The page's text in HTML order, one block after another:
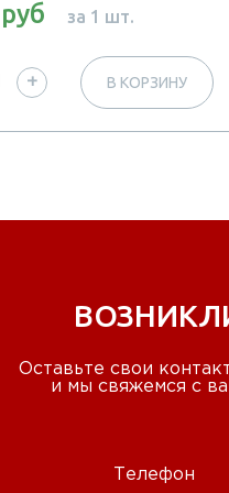
за 1 шт.
+ В КОРЗИНУ
Оставьте свои
и мы свяжемся с